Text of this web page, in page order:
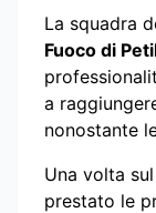
La squadra
Fuoco di
a
nonostante
Una volta
prestato le